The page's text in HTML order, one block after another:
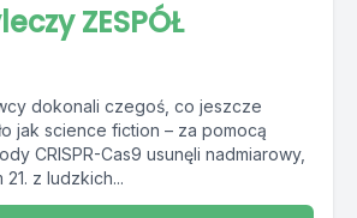
ZESPÓŁ
dokonali czegoś, co jeszcze
jak science fiction – za pomocą
CRISPR-Cas9 usunęli nadmiarowy,
z ludzkich...